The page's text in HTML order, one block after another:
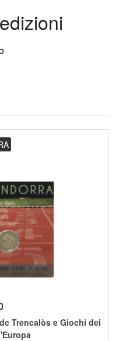
Trencalòs e Giochi dei